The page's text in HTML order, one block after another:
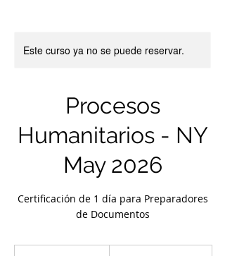
Este curso ya no se puede reservar.
Procesos
Humanitarios - NY
May 2026
Certificación de 1 día para Preparadores
de Documentos